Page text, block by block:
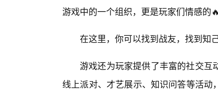
游戏中的一个组织，更是玩家们情感的
在这里，你可以找到战友，找到知
游戏还为玩家提供了丰富的社交互
线上派对、才艺展示、知识问答等活